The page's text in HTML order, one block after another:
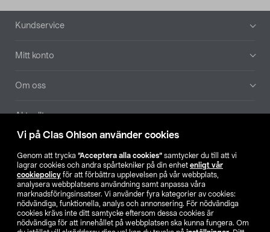
Vi på Clas Ohlson använder cookies
Genom att trycka ”Acceptera alla cookies” samtycker du till att vi
lagrar cookies och andra spårtekniker på din enhet enligt vår
cookiepolicy för att förbättra upplevelsen på vår webbplats,
analysera webbplatsens användning samt anpassa våra
marknadsföringsinsatser. Vi använder fyra kategorier av cookies:
nödvändiga, funktionella, analys och annonsering. För nödvändiga
cookies krävs inte ditt samtycke eftersom dessa cookies är
nödvändiga för att innehållet på webbplatsen ska kunna fungera. Om
Sidfot
Kundservice
Mitt konto
Om oss
Aktuellt
Hitta butik
SE NO FI